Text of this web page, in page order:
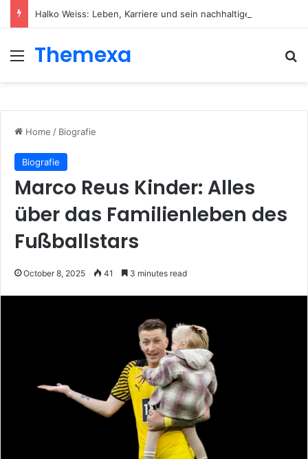
Menu
Themexa
Home / Biografie
Biografie
Marco Reus Kinder: Alles
über das Familienleben des
Fußballstars
October 8, 2025 41 3 minutes read